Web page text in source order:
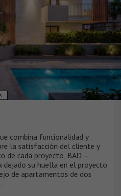
combina funcionalidad y
la satisfacción del cliente y
de cada proyecto, BAD –
dejado su huella en el proyecto
de apartamentos de dos